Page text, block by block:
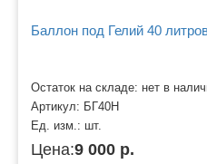
Баллон под Гелий 40
Остаток на складе: нет в
Артикул: БГ40Н
Ед. изм.: шт.
Цена:9 000 р.